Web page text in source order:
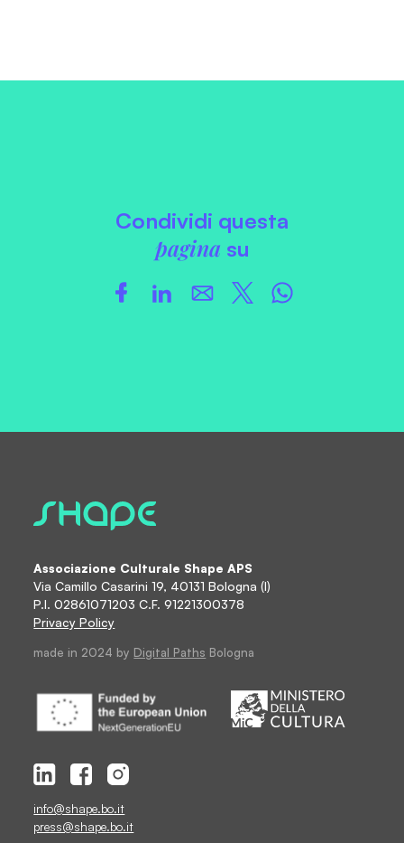
Condividi questa
paginasu
Associazione Culturale Shape APS
Via Camillo Casarini 19, 40131 Bologna (I)
P.I. 02861071203 C.F. 91221300378
Privacy Policy
made in 2024 by Digital Paths Bologna
info@shape.bo.it
press@shape.bo.it